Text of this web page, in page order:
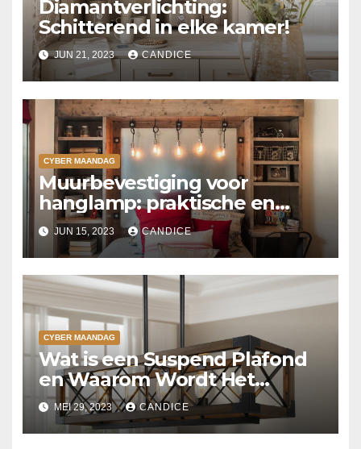
Diamantverlichting:
Schitterend in elke kamer!
JUN 21, 2023 CANDICE
CYBER MAANDAG
Muurbevestiging voor
hanglamp: praktische en
stijlvolle oplossing voor elke
ruimte
JUN 15, 2023 CANDICE
CYBER MAANDAG
Wat is een Suspend Plafond
en Waarom Wordt Het
Gebruikt?
MEI 29, 2023 CANDICE